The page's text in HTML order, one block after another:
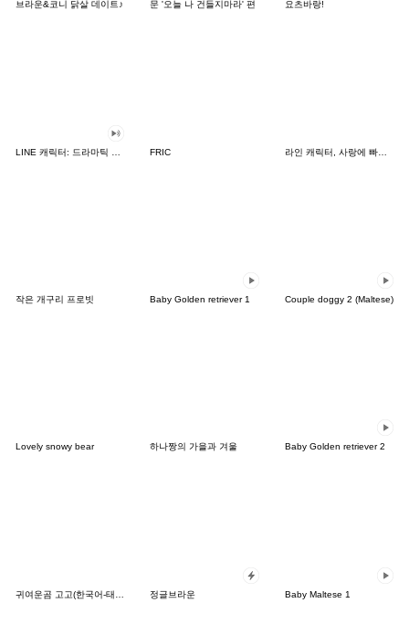
브라운&코니 닭살 데이트♪ 문 '오늘 나 건들지마라' 편 요츠바랑!
FRIC 라인 캐릭터, 사랑에 빠지다!
작은 개구리 프로빗 Baby Golden retriever 1 Couple doggy 2 (Maltese)
Lovely snowy bear 하나짱의 가을과 겨울 Baby Golden retriever 2
정글브라운 Baby Maltese 1